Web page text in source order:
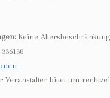
Keine Altersbeschränkung
336138
Veranstalter bittet um